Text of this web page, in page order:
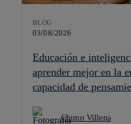
BLOG
03/08/2026
Educación e
aprender mejor en la
capacidad de
Chimo Villena